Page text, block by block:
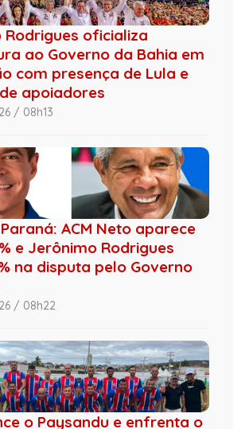
Rodrigues oficializa
ao Governo da Bahia em
com presença de Lula e
apoiadores
/ 08h13
ACM Neto aparece
e Jerônimo Rodrigues
na disputa pelo Governo
/ 08h22
o Paysandu e enfrenta o